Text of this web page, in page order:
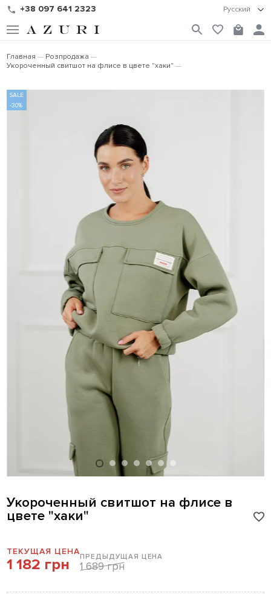
+38 097 641 2323 Русский
Главная
Розпродажа
Укороченный свитшот на флисе в цвете "хаки"
Укороченный свитшот на флисе в
цвете "хаки"
ТЕКУЩАЯ ЦЕНА
1 182 грн ПРЕДЫДУЩАЯ ЦЕНА
1 689 грн